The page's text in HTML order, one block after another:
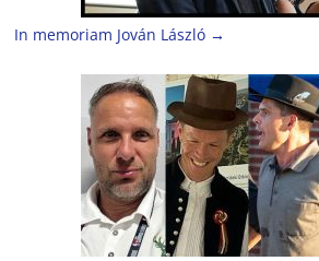
In memoriam Jován László →